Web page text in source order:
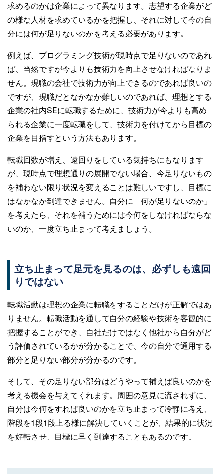
求めるのかは企業によって異なります。志望する企業がど
の様な人材を求めているかを把握し、それに対して今の自
分には何が足りないのかを考える必要があります。
例えば、プログラミング技術が現時点で足りないのであれ
ば、当然ですが今よりも技術力を向上させなければなりま
せん。現職の会社で技術力が向上できるのであれば良いの
ですが、現職だとなかなか難しいのであれば、理想とする
企業の社内SEに転職するために、技術力が今よりも高め
られる企業に一度転職をして、技術力を付けてから目標の
企業を目指すという方法もあります。
転職回数が増え、遠回りをしている気持ちにもなります
が、現時点で理想通りの展開でない場合、今足りないもの
を補わない限り状況を変えることは難しいですし、目標に
はなかなか到達できません。自分に「何が足りないのか」
を考えたら、それを補うためには今何をしなければならな
いのか、一度立ち止まって考えましょう。
立ち止まって足元を見るのは、必ずしも遠回
りではない
転職活動は理想の企業に転職をすることだけが正解ではあ
りません。転職活動を通して自分の経験や技術を客観的に
把握することができ、自社だけではなく他社から自分がど
う評価されているかが分かることで、今の自分で通用する
部分と足りない部分が分かるのです。
そして、その足りない部分はどうやって補えば良いのかを
考える機会を与えてくれます。周囲の意見に流されずに、
自分は今何をすれば良いのかを立ち止まって冷静に考え、
階段を1段1段上る様に解決していくことが、結果的に状況
を好転させ、目標に早く到達することもあるのです。